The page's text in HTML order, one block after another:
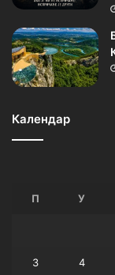
Календар
П У
3 4